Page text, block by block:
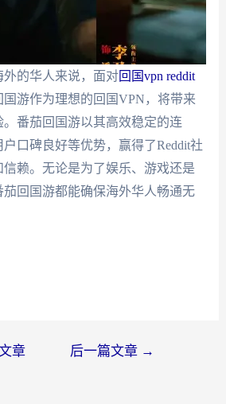
的华人来说，面对回国vpn reddit
游作为理想的回国VPN，将带来
番茄回国游以其高效稳定的连
口碑良好等优势，赢得了Reddit社
信赖。无论是为了娱乐、游戏还是
茄回国游都能确保海外华人畅通无
章 后一篇文章 →